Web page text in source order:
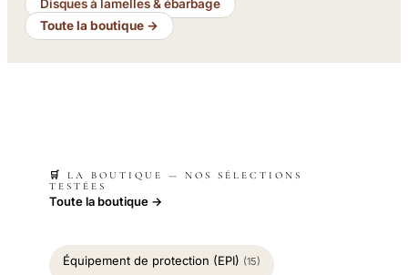
Disques à lamelles & ébarbage
Toute la boutique →
🛒 LA BOUTIQUE — NOS SÉLECTIONS
TESTÉES
Toute la boutique →
Équipement de protection (EPI) (15)